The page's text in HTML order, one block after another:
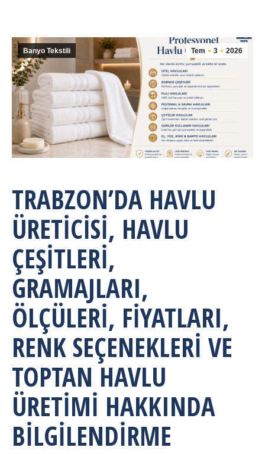
Tem 3 2026
Banyo Tekstili
TRABZON’DA HAVLU
ÜRETICISI, HAVLU
ÇEŞITLERI,
GRAMAJLARI,
ÖLÇÜLERI, FIYATLARI,
RENK SEÇENEKLERI VE
TOPTAN HAVLU
ÜRETIMI HAKKINDA
BILGILENDIRME